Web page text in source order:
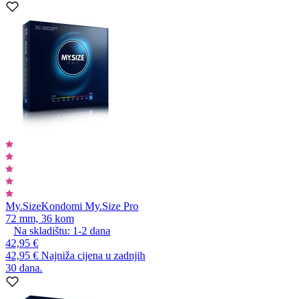
My.SizeKondomi My.Size Pro
72 mm, 36 kom
Na skladištu: 1-2 dana
42,95 €
42,95 € Najniža cijena u zadnjih
30 dana.